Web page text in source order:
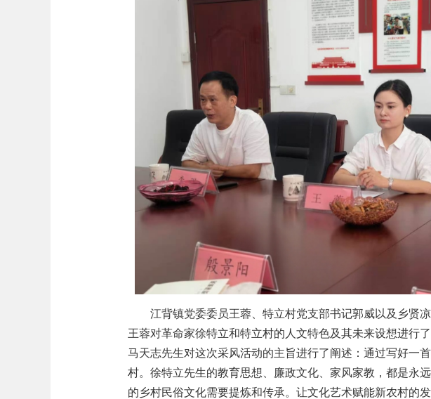
江背镇党委委员王蓉、特立村党支部书记郭威以及乡贤
王蓉对革命家徐特立和特立村的人文特色及其未来设想进行
马天志先生对这次采风活动的主旨进行了阐述：通过写好一
村。徐特立先生的教育思想、廉政文化、家风家教，都是永
的乡村民俗文化需要提炼和传承。让文化艺术赋能新农村的